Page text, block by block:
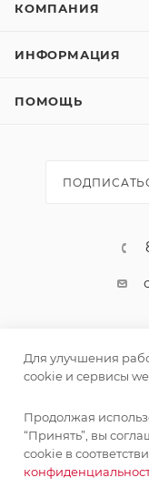
КОМПАНИЯ
ИНФОРМАЦИЯ
ПОМОЩЬ
Для улучшения
cookie и сервисы
Продолжая
“Принять”, вы
cookie в